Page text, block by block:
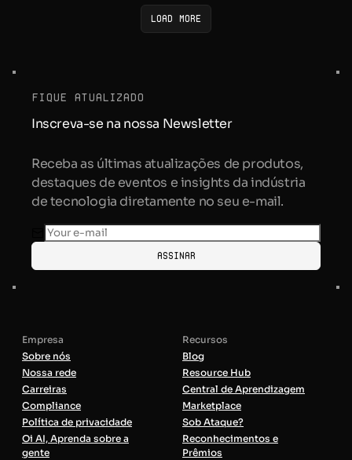
Load more
fique atualizado
Inscreva-se na nossa Newsletter
Receba as últimas atualizações de produtos,
destaques de eventos e insights da indústria
de tecnologia diretamente no seu e-mail.
Assinar
Empresa
Sobre nós
Nossa rede
Carreiras
Compliance
Política de privacidade
Oi AI, Aprenda sobre a
gente
Recursos
Blog
Resource Hub
Central de Aprendizagem
Marketplace
Sob Ataque?
Reconhecimentos e
Prêmios